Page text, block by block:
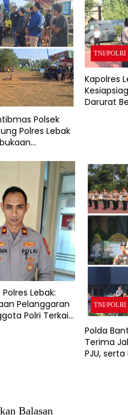
Polsek
Polres Lebak
Tingkat RT
TNI/POLRI
Kapolres
Darurat
Lebak:
Pelanggaran
Polri Terkait
TNI/POLRI
Polda
Terima
PJU,
Balasan